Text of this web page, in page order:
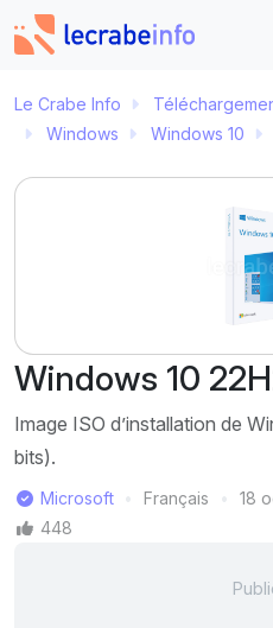
Le Crabe Info
Windows
Windows 10
Windows 10
Image ISO d’installation de
bits).
Éditeur
Microsoft
Langue
Français
Dernière mise à jour
18
Prix
Mentions J'aime
448